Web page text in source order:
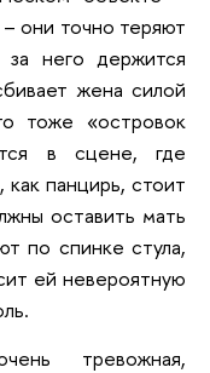
они точно теряют
него держится
жена силой
тоже «островок
в сцене, где
панцирь, стоит
оставить мать
по спинке стула,
ей невероятную
тревожная,